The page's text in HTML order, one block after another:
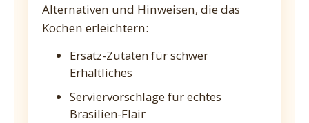
Alternativen und Hinweisen, die das
Kochen erleichtern:
Ersatz-Zutaten für schwer
Erhältliches
Serviervorschläge für echtes
Brasilien-Flair